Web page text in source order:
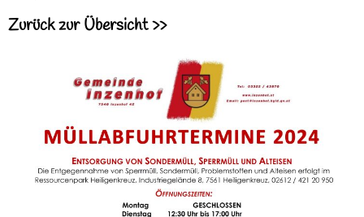
Zurück zur Übersicht >>